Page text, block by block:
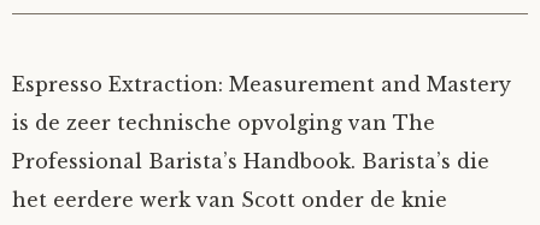
Espresso Extraction: Measurement and Mastery
is de zeer technische opvolging van The
Professional Barista’s Handbook. Barista’s die
het eerdere werk van Scott onder de knie